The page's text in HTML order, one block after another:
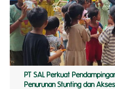
PT SAL Perkuat
Penurunan Stunting dan